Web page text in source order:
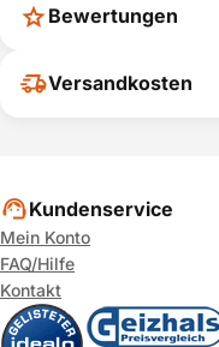
Bewertungen
Versandkosten
Kundenservice
Mein Konto
FAQ/Hilfe
Kontakt